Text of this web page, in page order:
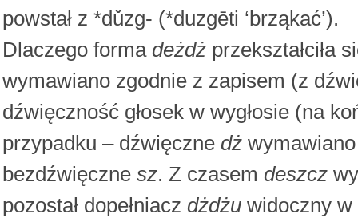
powstał z *dǔzg- (*duzgēti ‘brząkać’).
Dlaczego forma deżdż przekształciła
wymawiano zgodnie z zapisem (z
dźwięczność głosek w wygłosie (na
przypadku – dźwięczne dż
bezdźwięczne sz. Z czasem deszcz
pozostał dopełniacz dżdżu widoczny